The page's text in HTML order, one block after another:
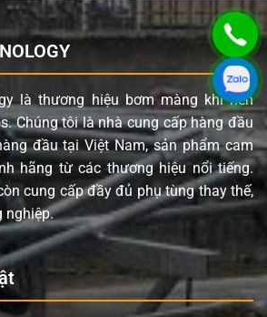
là thương hiệu bơm màng khí nén
Chúng tôi là nhà cung cấp hàng đầu
đầu tại Việt Nam, sản phẩm cam
hãng từ các thương hiệu nổi tiếng.
cung cấp đầy đủ phụ tùng thay thế,
nghiệp.